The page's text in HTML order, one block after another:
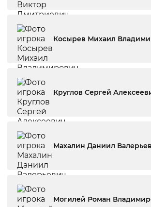
Косырев Михаил
Круглов Сергей
Махалин Даниил
Могилей Роман